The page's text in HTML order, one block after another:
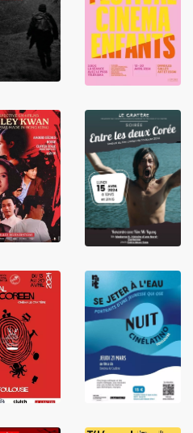
LIRE LIRE
LIRE
LIRE
LIRE
LIRE